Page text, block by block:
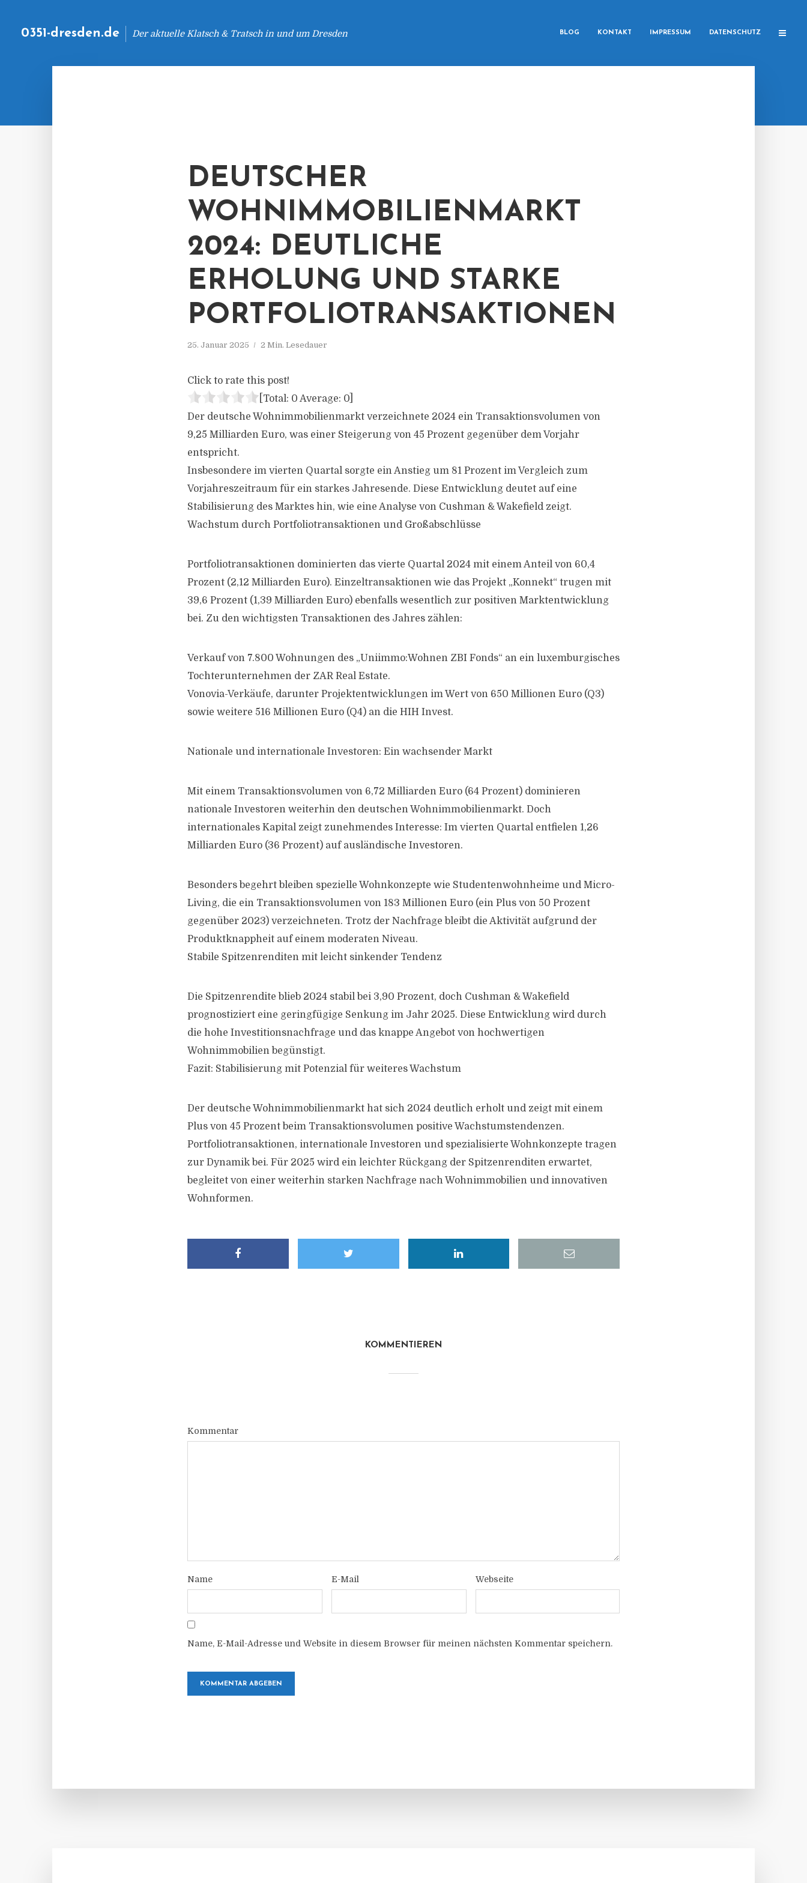
0351-dresden.de Der aktuelle Klatsch & Tratsch in und um Dresden BLOG KONTAKT IMPRESSUM DATENSCHUTZ
DEUTSCHER
WOHNIMMOBILIENMARKT
2024: DEUTLICHE
ERHOLUNG UND STARKE
PORTFOLIOTRANSAKTIONEN
25. Januar 2025 2 Min. Lesedauer
Click to rate this post!
[Total: 0 Average: 0
Der deutsche Wohnimmobilienmarkt verzeichnete 2024 ein Transaktionsvolumen von
9,25 Milliarden Euro, was einer Steigerung von 45 Prozent gegenüber dem Vorjahr
entspricht.
Insbesondere im vierten Quartal sorgte ein Anstieg um 81 Prozent im Vergleich zum
Vorjahreszeitraum für ein starkes Jahresende. Diese Entwicklung deutet auf eine
Stabilisierung des Marktes hin, wie eine Analyse von Cushman & Wakefield zeigt.
Wachstum durch Portfoliotransaktionen und Großabschlüsse
Portfoliotransaktionen dominierten das vierte Quartal 2024 mit einem Anteil von 60,4
Prozent (2,12 Milliarden Euro). Einzeltransaktionen wie das Projekt „Konnekt“ trugen mit
39,6 Prozent (1,39 Milliarden Euro) ebenfalls wesentlich zur positiven Marktentwicklung
bei. Zu den wichtigsten Transaktionen des Jahres zählen:
Verkauf von 7.800 Wohnungen des „Uniimmo:Wohnen ZBI Fonds“ an ein luxemburgisches
Tochterunternehmen der ZAR Real Estate.
Vonovia-Verkäufe, darunter Projektentwicklungen im Wert von 650 Millionen Euro (Q3)
sowie weitere 516 Millionen Euro (Q4) an die HIH Invest.
Nationale und internationale Investoren: Ein wachsender Markt
Mit einem Transaktionsvolumen von 6,72 Milliarden Euro (64 Prozent) dominieren
nationale Investoren weiterhin den deutschen Wohnimmobilienmarkt. Doch
internationales Kapital zeigt zunehmendes Interesse: Im vierten Quartal entfielen 1,26
Milliarden Euro (36 Prozent) auf ausländische Investoren.
Besonders begehrt bleiben spezielle Wohnkonzepte wie Studentenwohnheime und Micro-
Living, die ein Transaktionsvolumen von 183 Millionen Euro (ein Plus von 50 Prozent
gegenüber 2023) verzeichneten. Trotz der Nachfrage bleibt die Aktivität aufgrund der
Produktknappheit auf einem moderaten Niveau.
Stabile Spitzenrenditen mit leicht sinkender Tendenz
Die Spitzenrendite blieb 2024 stabil bei 3,90 Prozent, doch Cushman & Wakefield
prognostiziert eine geringfügige Senkung im Jahr 2025. Diese Entwicklung wird durch
die hohe Investitionsnachfrage und das knappe Angebot von hochwertigen
Wohnimmobilien begünstigt.
Fazit: Stabilisierung mit Potenzial für weiteres Wachstum
Der deutsche Wohnimmobilienmarkt hat sich 2024 deutlich erholt und zeigt mit einem
Plus von 45 Prozent beim Transaktionsvolumen positive Wachstumstendenzen.
Portfoliotransaktionen, internationale Investoren und spezialisierte Wohnkonzepte tragen
zur Dynamik bei. Für 2025 wird ein leichter Rückgang der Spitzenrenditen erwartet,
begleitet von einer weiterhin starken Nachfrage nach Wohnimmobilien und innovativen
Wohnformen.
KOMMENTIEREN
Kommentar
Name E-Mail Webseite
Name, E-Mail-Adresse und Website in diesem Browser für meinen nächsten Kommentar speichern.